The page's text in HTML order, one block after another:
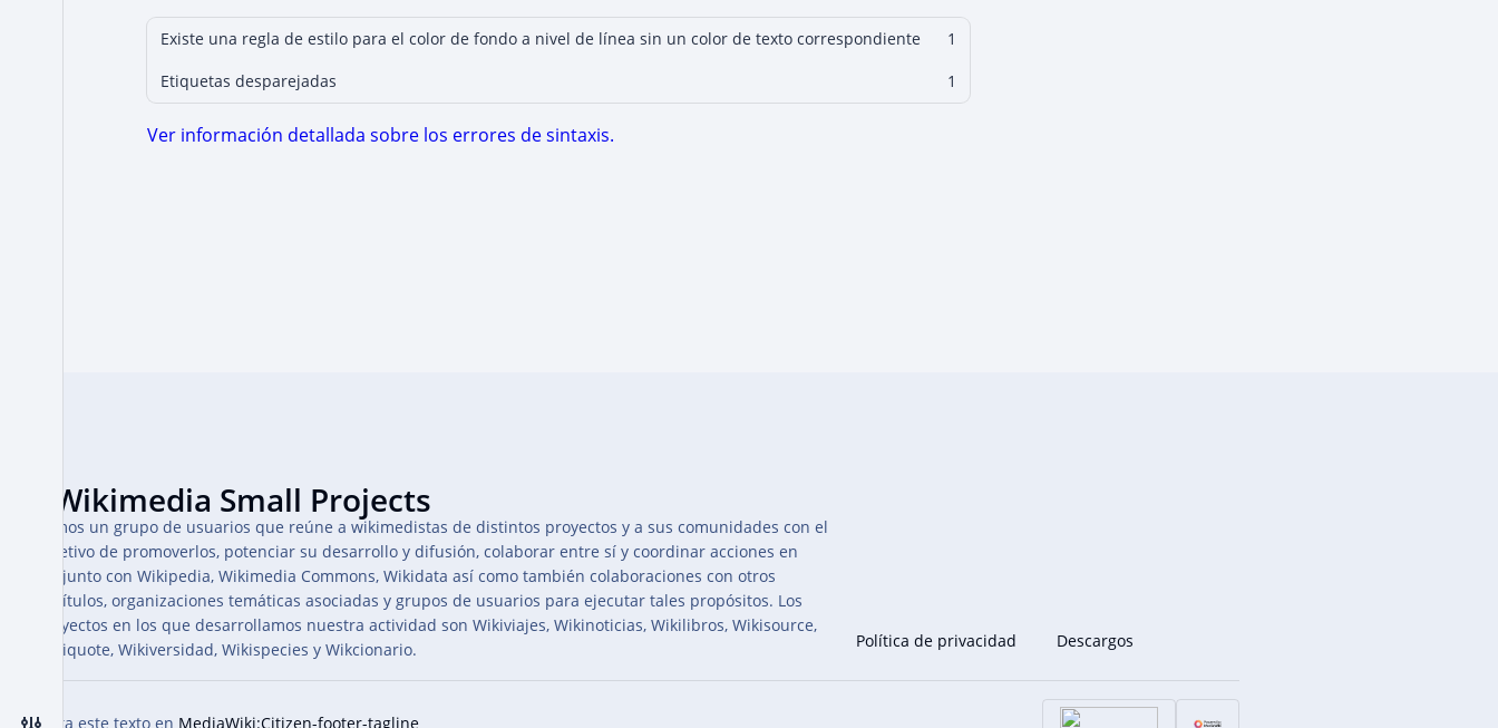
Existe una regla de estilo para el color de fondo a nivel de línea sin un color de texto correspondiente
1
Etiquetas desparejadas
1
Ver información detallada sobre los errores de sintaxis.
Somos un grupo de usuarios que reúne a wikimedistas de distintos proyectos y a sus comunidades con el
objetivo de promoverlos, potenciar su desarrollo y difusión, colaborar entre sí y coordinar acciones en
conjunto con Wikipedia, Wikimedia Commons, Wikidata así como también colaboraciones con otros
capítulos, organizaciones temáticas asociadas y grupos de usuarios para ejecutar tales propósitos. Los
proyectos en los que desarrollamos nuestra actividad son Wikiviajes, Wikinoticias, Wikilibros, Wikisource,
Wikiquote, Wikiversidad, Wikispecies y Wikcionario.
Política de privacidad Descargos
Edita este texto en MediaWiki:Citizen-footer-tagline